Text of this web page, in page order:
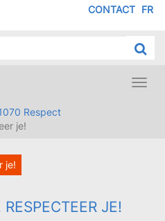
FR
CONTACT
Respect
je!
je!
JE!